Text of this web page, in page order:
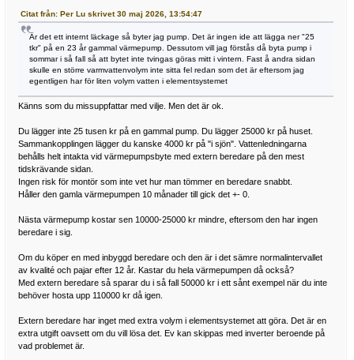
Citat från: Per Lu skrivet 30 maj 2026, 13:54:47
Är det ett internt läckage så byter jag pump. Det är ingen ide att lägga ner "25
tkr" på en 23 år gammal värmepump. Dessutom vill jag förstås då byta pump i
sommar i så fall så att bytet inte tvingas göras mitt i vintern. Fast å andra sidan
skulle en större varmvattenvolym inte sitta fel redan som det är eftersom jag
egentligen har för liten volym vatten i elementsystemet
Känns som du missuppfattar med vilje. Men det är ok.
Du lägger inte 25 tusen kr på en gammal pump. Du lägger 25000 kr på huset.
Sammankopplingen lägger du kanske 4000 kr på "i sjön". Vattenledningarna
behålls helt intakta vid värmepumpsbyte med extern beredare på den mest
tidskrävande sidan.
Ingen risk för montör som inte vet hur man tömmer en beredare snabbt.
Håller den gamla värmepumpen 10 månader till gick det +- 0.
Nästa värmepump kostar sen 10000-25000 kr mindre, eftersom den har ingen
beredare i sig.
Om du köper en med inbyggd beredare och den är i det sämre normalintervallet
av kvalité och pajar efter 12 år. Kastar du hela värmepumpen då också?
Med extern beredare så sparar du i så fall 50000 kr i ett sånt exempel när du inte
behöver hosta upp 110000 kr då igen.
Extern beredare har inget med extra volym i elementsystemet att göra. Det är en
extra utgift oavsett om du vill lösa det. Ev kan skippas med inverter beroende på
vad problemet är.